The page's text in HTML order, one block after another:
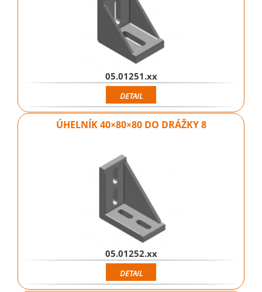
05.01251.xx
DETAIL
ÚHELNÍK 40×80×80 DO DRÁŽKY 8
05.01252.xx
DETAIL